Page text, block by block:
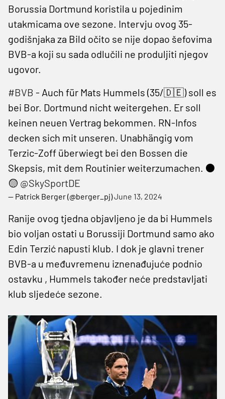
Borussia Dortmund koristila u pojedinim
utakmicama ove sezone. Intervju ovog 35-
godišnjaka za Bild očito se nije dopao šefovima
BVB-a koji su sada odlučili ne produljiti njegov
ugovor.
#BVB - Auch für Mats Hummels (35/🇩🇪) soll es
bei Bor. Dortmund nicht weitergehen. Er soll
keinen neuen Vertrag bekommen. RN-Infos
decken sich mit unseren. Unabhängig vom
Terzic-Zoff überwiegt bei den Bossen die
Skepsis, mit dem Routinier weiterzumachen. ⚫️
🟡 @SkySportDE
— Patrick Berger (@berger_pj)June 13, 2024
Ranije ovog tjedna objavljeno je da bi Hummels
bio voljan ostati u Borussiji Dortmund samo ako
Edin Terzić napusti klub. I dok je glavni trener
BVB-a u međuvremenu iznenađujuće podnio
ostavku , Hummels također neće predstavljati
klub sljedeće sezone.